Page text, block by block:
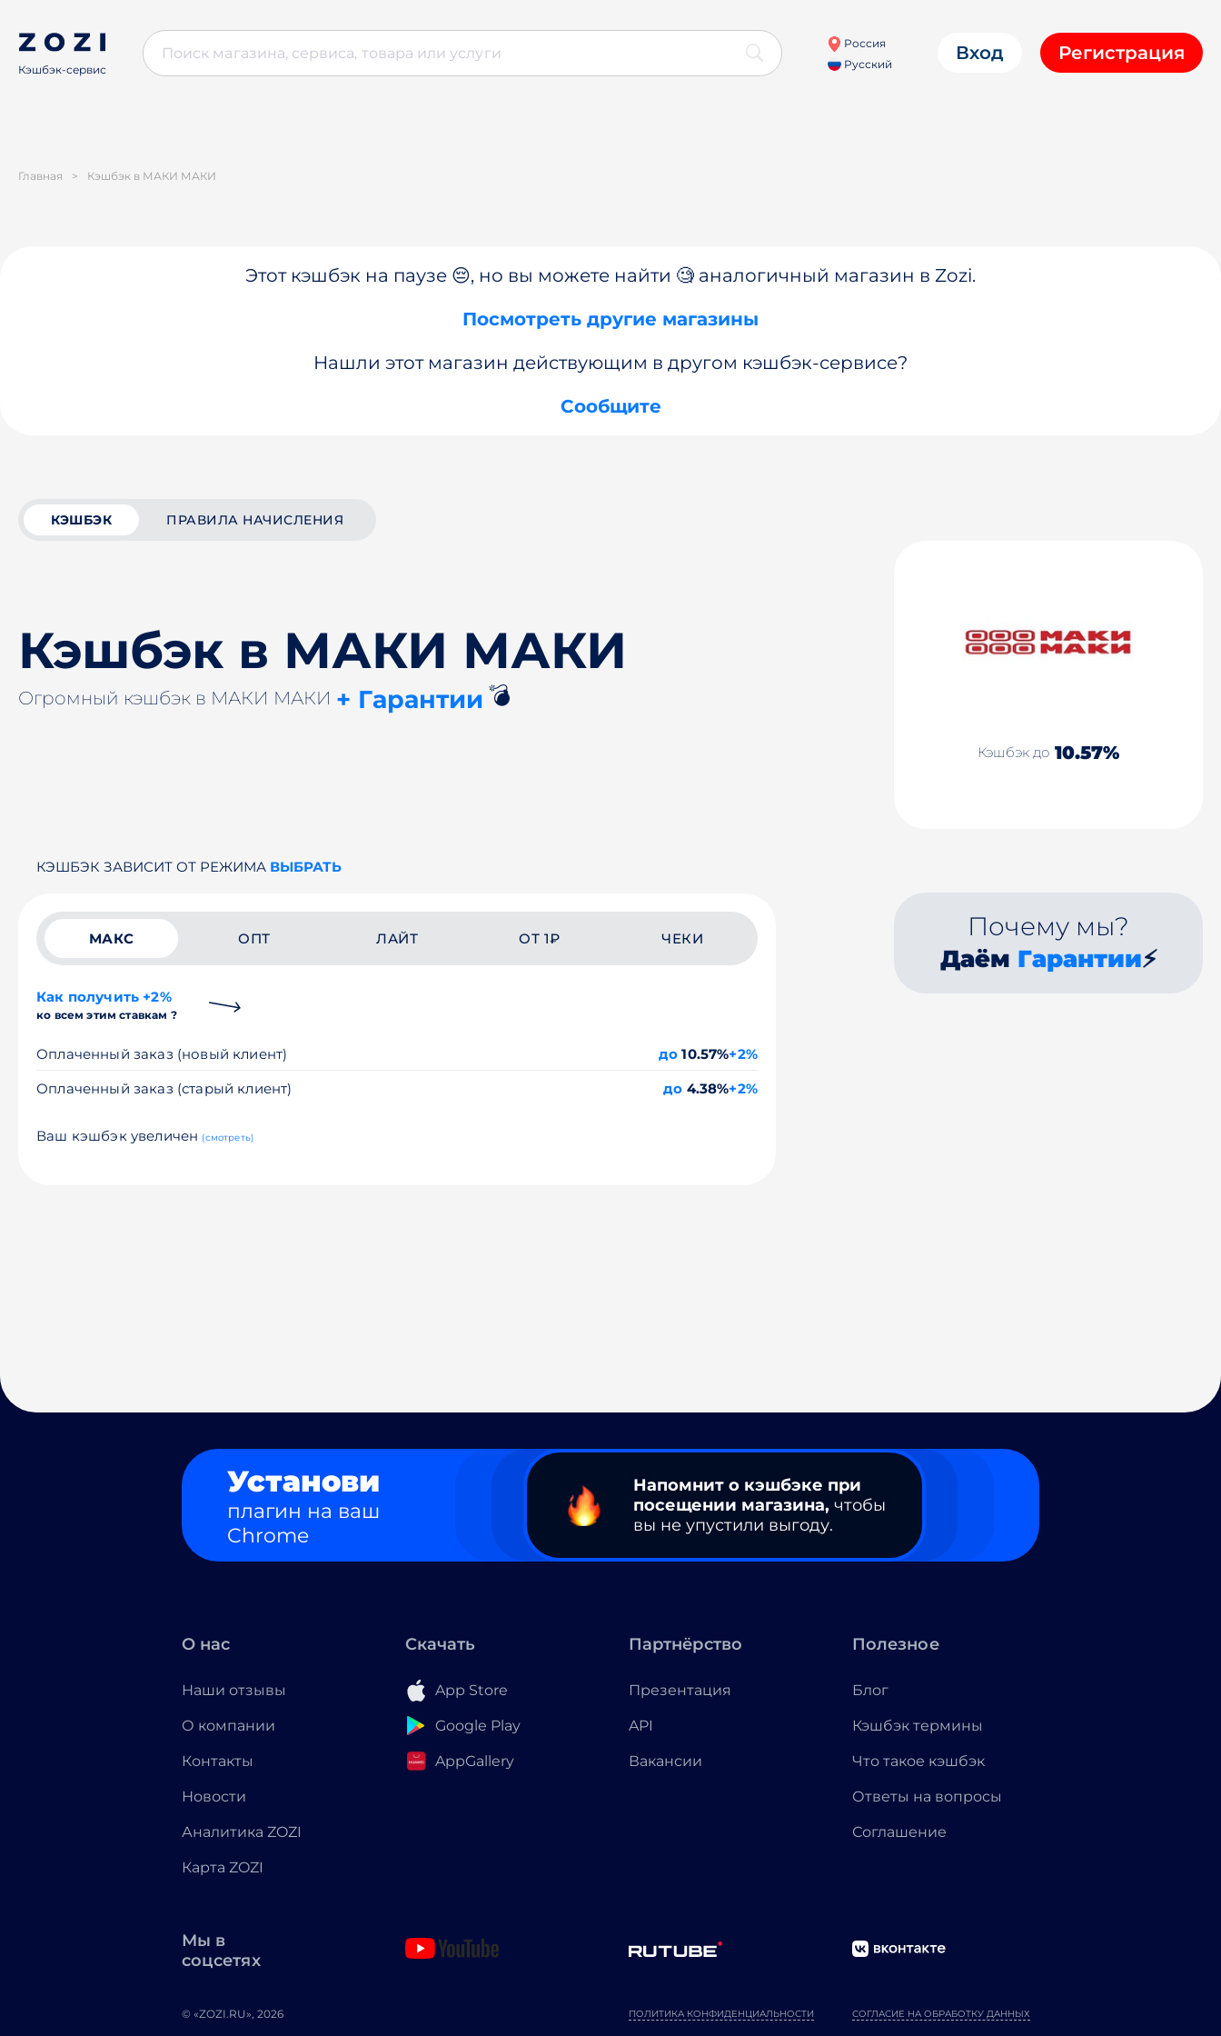
Кэшбэк-сервис
Россия
Русский
Вход Регистрация
Главная > Кэшбэк в МАКИ МАКИ
Этот кэшбэк на паузе 😔, но вы можете найти 🧐 аналогичный магазин в Zozi.
Посмотреть другие магазины
Нашли этот магазин действующим в другом кэшбэк-сервисе?
Сообщите
КЭШБЭК ПРАВИЛА НАЧИСЛЕНИЯ
Кэшбэк в МАКИ МАКИ
Огромный кэшбэк в МАКИ МАКИ + Гарантии 💣
Кэшбэк до 10.57%
КЭШБЭК ЗАВИСИТ ОТ РЕЖИМА ВЫБРАТЬ
МАКС ОПТ ЛАЙТ ОТ 1₽ ЧЕКИ
Как получить +2%
ко всем этим ставкам ?
Оплаченный заказ (новый клиент) до 10.57%+2%
Оплаченный заказ (старый клиент)
до 4.38%+2%
Ваш кэшбэк увеличен (смотреть)
Почему мы?
Даём Гарантии⚡
Установи
плагин на ваш
Chrome
Напомнит о кэшбэке при
посещении магазина, чтобы
вы не упустили выгоду.
О нас
Наши отзывы
О компании
Контакты
Новости
Аналитика ZOZI
Карта ZOZI
Скачать
App Store
Google Play
AppGallery
Партнёрство
Презентация
API
Вакансии
Полезное
Блог
Кэшбэк термины
Что такое кэшбэк
Ответы на вопросы
Соглашение
Мы в
соцсетях
© «ZOZI.RU», 2026 ПОЛИТИКА КОНФИДЕНЦИАЛЬНОСТИ СОГЛАСИЕ НА ОБРАБОТКУ ДАННЫХ